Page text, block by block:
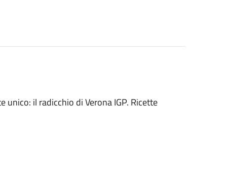
il radicchio di Verona IGP. Ricette